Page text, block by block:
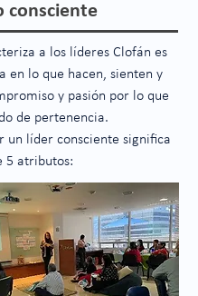
consciente
a los líderes Clofán es
en lo que hacen, sienten y
y pasión por lo que
de pertenencia.
un líder consciente significa
5 atributos: